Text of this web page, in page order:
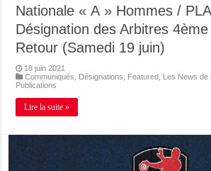
Nationale « A » Hommes /
Désignation des Arbitres
Retour (Samedi 19 juin)
18 juin 2021
Communiqués
Désignations Featured Les News de
Publications
Lire la suite »